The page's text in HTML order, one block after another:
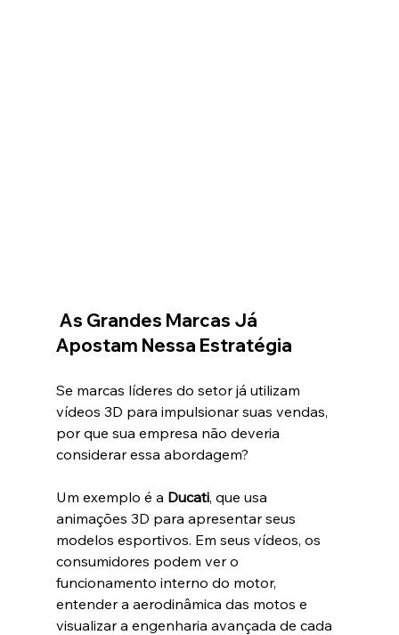
As Grandes Marcas Já
Apostam Nessa Estratégia
Se marcas líderes do setor já utilizam
vídeos 3D para impulsionar suas vendas,
por que sua empresa não deveria
considerar essa abordagem?
Um exemplo é a Ducati, que usa
animações 3D para apresentar seus
modelos esportivos. Em seus vídeos, os
consumidores podem ver o
funcionamento interno do motor,
entender a aerodinâmica das motos e
visualizar a engenharia avançada de cada